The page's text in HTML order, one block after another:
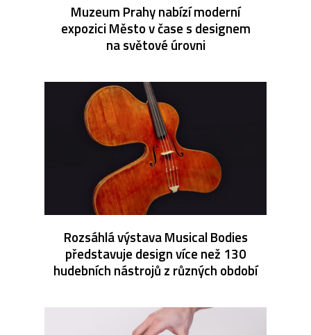
Muzeum Prahy nabízí moderní
expozici Město v čase s designem
na světové úrovni
Rozsáhlá výstava Musical Bodies
představuje design více než 130
hudebních nástrojů z různých období